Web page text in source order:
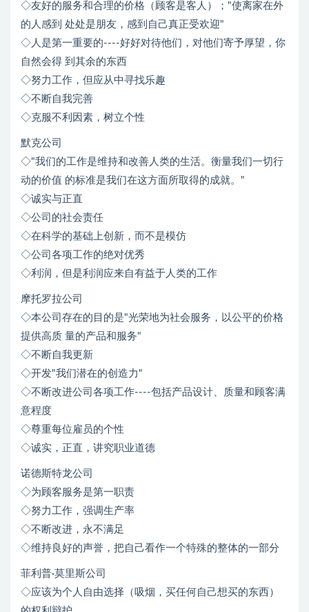
◇友好的服务和合理的价格（顾客是客人）；"使离家在外
的人感到 处处是朋友，感到自己真正受欢迎"
◇人是第一重要的----好好对待他们，对他们寄予厚望，你
自然会得 到其余的东西
◇努力工作，但应从中寻找乐趣
◇不断自我完善
◇克服不利因素，树立个性
默克公司
◇"我们的工作是维持和改善人类的生活。衡量我们一切行
动的价值 的标准是我们在这方面所取得的成就。"
◇诚实与正直
◇公司的社会责任
◇在科学的基础上创新，而不是模仿
◇公司各项工作的绝对优秀
◇利润，但是利润应来自有益于人类的工作
摩托罗拉公司
◇本公司存在的目的是"光荣地为社会服务，以公平的价格
提供高质 量的产品和服务"
◇不断自我更新
◇开发"我们潜在的创造力"
◇不断改进公司各项工作----包括产品设计、质量和顾客满
意程度
◇尊重每位雇员的个性
◇诚实，正直，讲究职业道德
诺德斯特龙公司
◇为顾客服务是第一职责
◇努力工作，强调生产率
◇不断改进，永不满足
◇维持良好的声誉，把自己看作一个特殊的整体的一部分
菲利普·莫里斯公司
◇应该为个人自由选择（吸烟，买任何自己想买的东西）